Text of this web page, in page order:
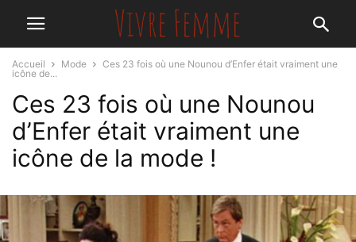
Accueil Mode
Ces 23 fois où une Nounou d’Enfer était vraiment une
icône de...
Ces 23 fois où une Nounou
d’Enfer était vraiment une
icône de la mode !